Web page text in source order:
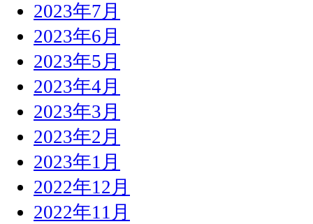
2023年7月
2023年6月
2023年5月
2023年4月
2023年3月
2023年2月
2023年1月
2022年12月
2022年11月